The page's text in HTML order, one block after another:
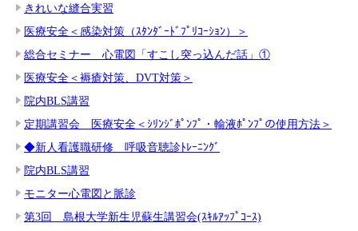
きれいな縫合実習
医療安全＜感染対策（ｽﾀﾝﾀﾞｰﾄﾞﾌﾟﾘｺｰｼｮﾝ）＞
総合セミナー 心電図「すこし突っ込んだ話」①
医療安全＜褥瘡対策、DVT対策＞
院内BLS講習
定期講習会 医療安全＜ｼﾘﾝｼﾞﾎﾟﾝﾌﾟ・輸液ﾎﾟﾝﾌﾟの使用方法＞
◆新人看護職研修 呼吸音聴診ﾄﾚｰﾆﾝｸﾞ
院内BLS講習
モニター心電図と脈診
第3回 島根大学新生児蘇生講習会(ｽｷﾙｱｯﾌﾟｺｰｽ)